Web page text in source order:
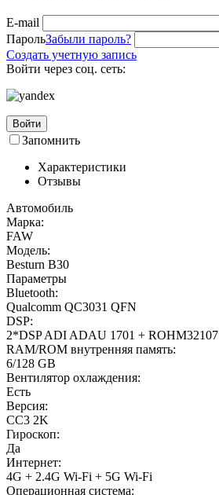
E-mail
ПарольЗабыли пароль?
Создать учетную запись
Войти через соц. сеть:
Войти
Запомнить
Характеристики
Отзывы
Автомобиль
Марка:
FAW
Модель:
Besturn B30
Параметры
Bluetooth:
Qualcomm QC3031 QFN
DSP:
2*DSP ADI ADAU 1701 + ROHM32107
RAM/ROM внутренняя память:
6/128 GB
Вентилятор охлаждения:
Есть
Версия:
CC3 2K
Гироскоп:
Да
Интернет:
4G + 2.4G Wi-Fi + 5G Wi-Fi
Операционная система: